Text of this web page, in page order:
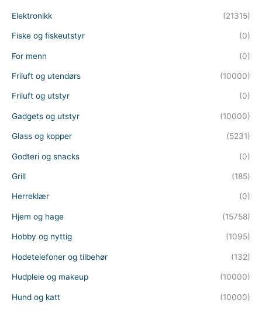
Elektronikk (21315)
Fiske og fiskeutstyr (0)
For menn (0)
Friluft og utendørs (10000)
Friluft og utstyr (0)
Gadgets og utstyr (10000)
Glass og kopper (5231)
Godteri og snacks (0)
Grill (185)
Herreklær (0)
Hjem og hage (15758)
Hobby og nyttig (1095)
Hodetelefoner og tilbehør (132)
Hudpleie og makeup (10000)
Hund og katt (10000)